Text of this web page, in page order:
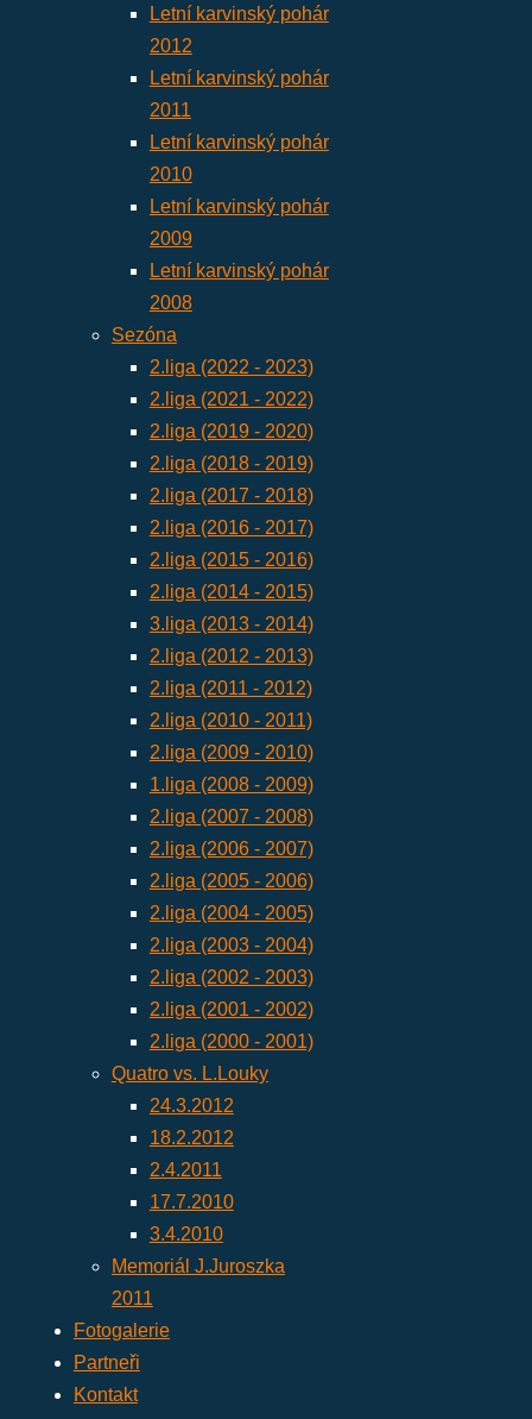
Letní karvinský pohár
2012
Letní karvinský pohár
2011
Letní karvinský pohár
2010
Letní karvinský pohár
2009
Letní karvinský pohár
2008
Sezóna
2.liga (2022 - 2023)
2.liga (2021 - 2022)
2.liga (2019 - 2020)
2.liga (2018 - 2019)
2.liga (2017 - 2018)
2.liga (2016 - 2017)
2.liga (2015 - 2016)
2.liga (2014 - 2015)
3.liga (2013 - 2014)
2.liga (2012 - 2013)
2.liga (2011 - 2012)
2.liga (2010 - 2011)
2.liga (2009 - 2010)
1.liga (2008 - 2009)
2.liga (2007 - 2008)
2.liga (2006 - 2007)
2.liga (2005 - 2006)
2.liga (2004 - 2005)
2.liga (2003 - 2004)
2.liga (2002 - 2003)
2.liga (2001 - 2002)
2.liga (2000 - 2001)
Quatro vs. L.Louky
24.3.2012
18.2.2012
2.4.2011
17.7.2010
3.4.2010
Memoriál J.Juroszka
2011
Fotogalerie
Partneři
Kontakt